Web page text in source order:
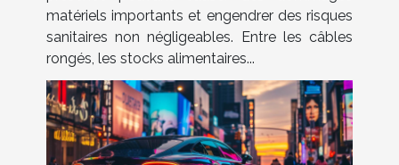
matériels importants et engendrer des risques
sanitaires non négligeables. Entre les câbles
rongés, les stocks alimentaires...